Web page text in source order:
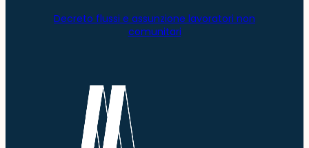
Decreto flussi e assunzione lavoratori non
comunitari